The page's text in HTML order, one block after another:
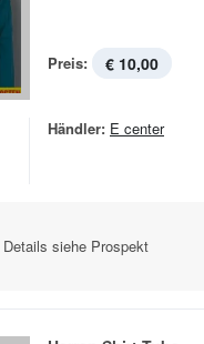
Preis: € 10,00
Händler: E center
Details siehe Prospekt